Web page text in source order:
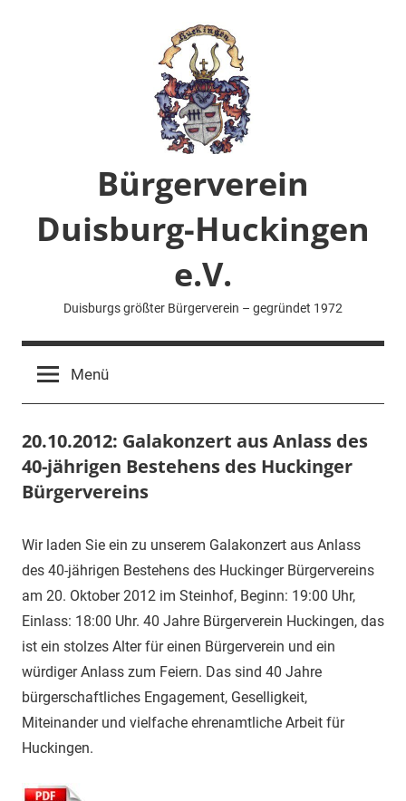
Bürgerverein
Duisburg-Huckingen
e.V.
Duisburgs größter Bürgerverein – gegründet 1972
Menü
20.10.2012: Galakonzert aus Anlass des
40-jährigen Bestehens des Huckinger
Bürgervereins
20.
Oktober
2012
1.
Vorsitzender
Veranstaltung
Wir laden Sie ein zu unserem Galakonzert aus Anlass
des 40-jährigen Bestehens des Huckinger Bürgervereins
am 20. Oktober 2012 im Steinhof, Beginn: 19:00 Uhr,
Einlass: 18:00 Uhr. 40 Jahre Bürgerverein Huckingen, das
ist ein stolzes Alter für einen Bürgerverein und ein
würdiger Anlass zum Feiern. Das sind 40 Jahre
bürgerschaftliches Engagement, Geselligkeit,
Miteinander und vielfache ehrenamtliche Arbeit für
Huckingen.